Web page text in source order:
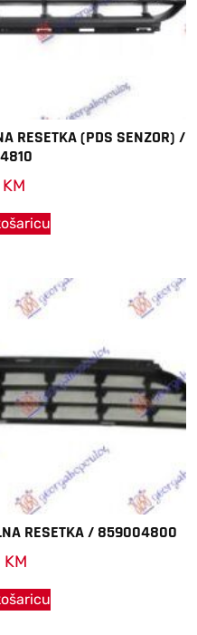
RESETKA (PDS SENZOR) /
KM
RESETKA / 859004800
KM